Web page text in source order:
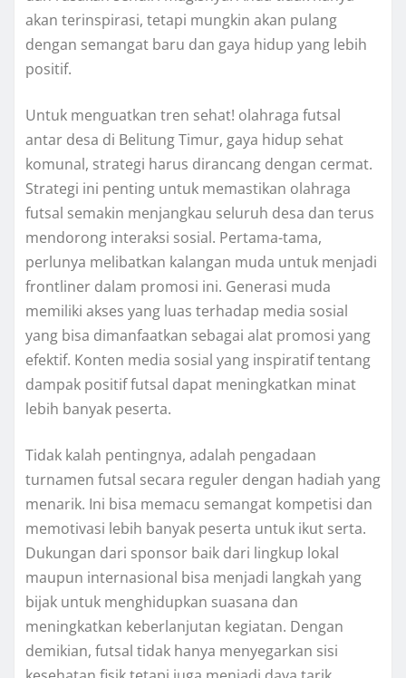
akan terinspirasi, tetapi mungkin akan pulang
dengan semangat baru dan gaya hidup yang lebih
positif.
Untuk menguatkan tren sehat! olahraga futsal
antar desa di Belitung Timur, gaya hidup sehat
komunal, strategi harus dirancang dengan cermat.
Strategi ini penting untuk memastikan olahraga
futsal semakin menjangkau seluruh desa dan terus
mendorong interaksi sosial. Pertama-tama,
perlunya melibatkan kalangan muda untuk menjadi
frontliner dalam promosi ini. Generasi muda
memiliki akses yang luas terhadap media sosial
yang bisa dimanfaatkan sebagai alat promosi yang
efektif. Konten media sosial yang inspiratif tentang
dampak positif futsal dapat meningkatkan minat
lebih banyak peserta.
Tidak kalah pentingnya, adalah pengadaan
turnamen futsal secara reguler dengan hadiah yang
menarik. Ini bisa memacu semangat kompetisi dan
memotivasi lebih banyak peserta untuk ikut serta.
Dukungan dari sponsor baik dari lingkup lokal
maupun internasional bisa menjadi langkah yang
bijak untuk menghidupkan suasana dan
meningkatkan keberlanjutan kegiatan. Dengan
demikian, futsal tidak hanya menyegarkan sisi